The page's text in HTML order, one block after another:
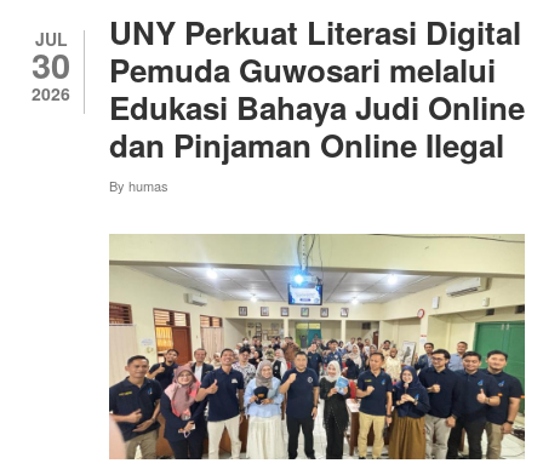
ALMAMATER,
RELA
DATANG
DARI
KEBUMEN
BERSAMA
ORANG
JUL
30
2026
UNY Perkuat Literasi Digital
Pemuda Guwosari melalui
Edukasi Bahaya Judi Online
dan Pinjaman Online Ilegal
By humas